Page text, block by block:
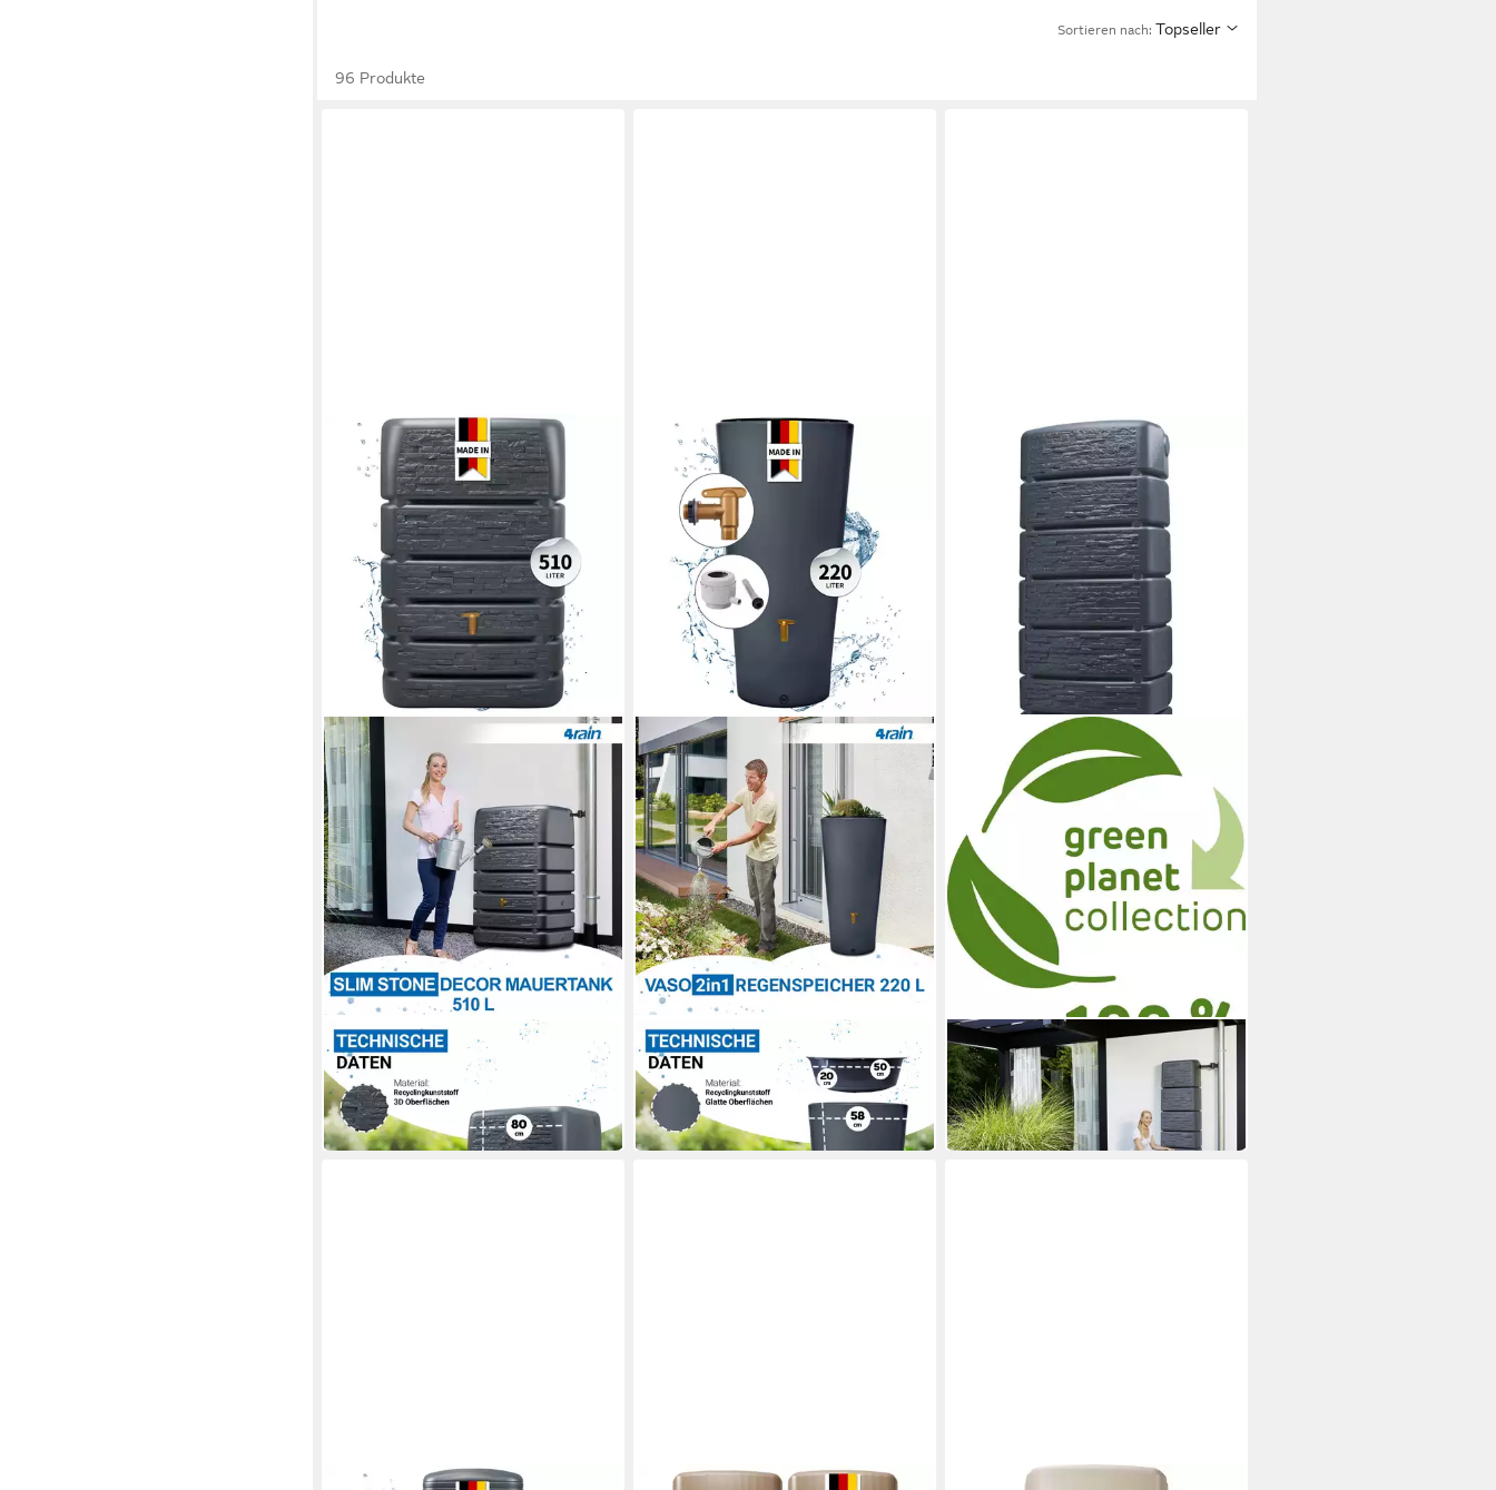
Sortieren nach: Topseller
96 Produkte
4RAIN
Regentonne SLIM STONE DECOR
Mauertank 510 Liter graphite grey
199,99 €
in 6-7 Werktagen bei dir
4RAIN
Regentonne VASO 2in1 Regentonnen
Komplett-Set 220 L graphite grey
120,88 €
in 2-3 Werktagen bei dir
Wassertank 4rain Regenwasser-
Wandtank Slim graphitgrau 500 L
ab 199,00 €
in 6-7 Werktagen bei dir